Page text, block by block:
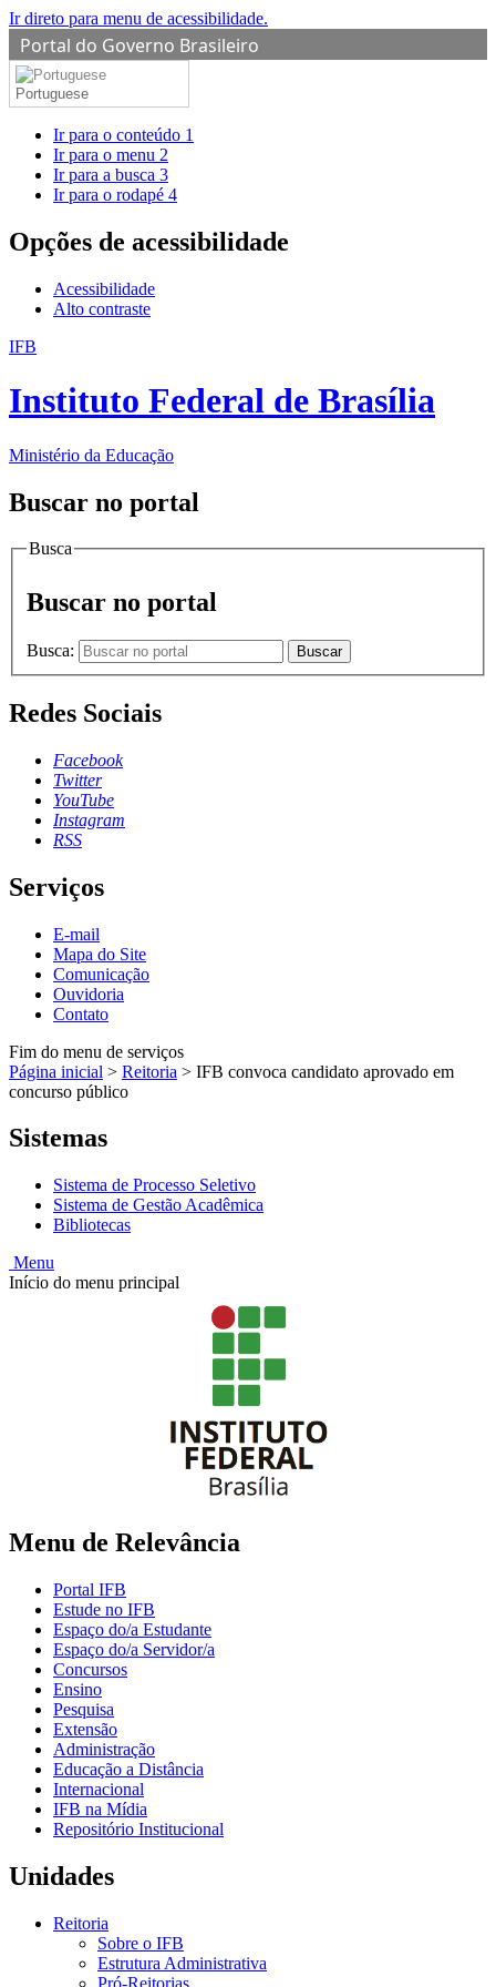
Ir direto para menu de acessibilidade.
Portal do Governo Brasileiro
Portuguese
Ir para o conteúdo 1
Ir para o menu 2
Ir para a busca 3
Ir para o rodapé 4
Opções de acessibilidade
Acessibilidade
Alto contraste
IFB
Instituto Federal de Brasília
Ministério da Educação
Buscar no portal
Busca
Buscar no portal
Busca: Buscar
Redes Sociais
Facebook
Twitter
YouTube
Instagram
RSS
Serviços
E-mail
Mapa do Site
Comunicação
Ouvidoria
Contato
Fim do menu de serviços
Página inicial > Reitoria > IFB convoca candidato aprovado em
concurso público
Sistemas
Sistema de Processo Seletivo
Sistema de Gestão Acadêmica
Bibliotecas
Menu
Início do menu principal
Menu de Relevância
Portal IFB
Estude no IFB
Espaço do/a Estudante
Espaço do/a Servidor/a
Concursos
Ensino
Pesquisa
Extensão
Administração
Educação a Distância
Internacional
IFB na Mídia
Repositório Institucional
Unidades
Reitoria
Sobre o IFB
Estrutura Administrativa
Pró-Reitorias